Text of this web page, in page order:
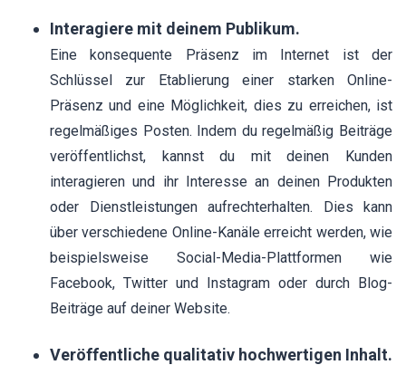
Interagiere mit deinem Publikum.
Eine konsequente Präsenz im Internet ist der
Schlüssel zur Etablierung einer starken Online-
Präsenz und eine Möglichkeit, dies zu erreichen, ist
regelmäßiges Posten. Indem du regelmäßig Beiträge
veröffentlichst, kannst du mit deinen Kunden
interagieren und ihr Interesse an deinen Produkten
oder Dienstleistungen aufrechterhalten. Dies kann
über verschiedene Online-Kanäle erreicht werden, wie
beispielsweise Social-Media-Plattformen wie
Facebook, Twitter und Instagram oder durch Blog-
Beiträge auf deiner Website.
Veröffentliche qualitativ hochwertigen Inhalt.